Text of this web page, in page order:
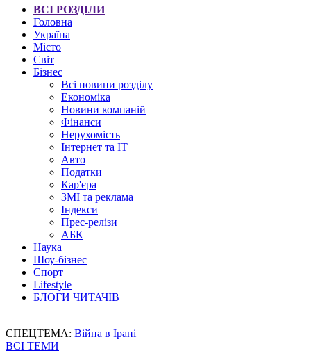
ВСІ РОЗДІЛИ
Головна
Україна
Місто
Світ
Бізнес
Всі новини розділу
Економіка
Новини компаній
Фінанси
Нерухомість
Інтернет та IT
Авто
Податки
Кар'єра
ЗМІ та реклама
Індекси
Прес-релізи
АБК
Наука
Шоу-бізнес
Спорт
Lifestyle
БЛОГИ ЧИТАЧІВ
СПЕЦТЕМА: Війна в Ірані
ВСІ ТЕМИ